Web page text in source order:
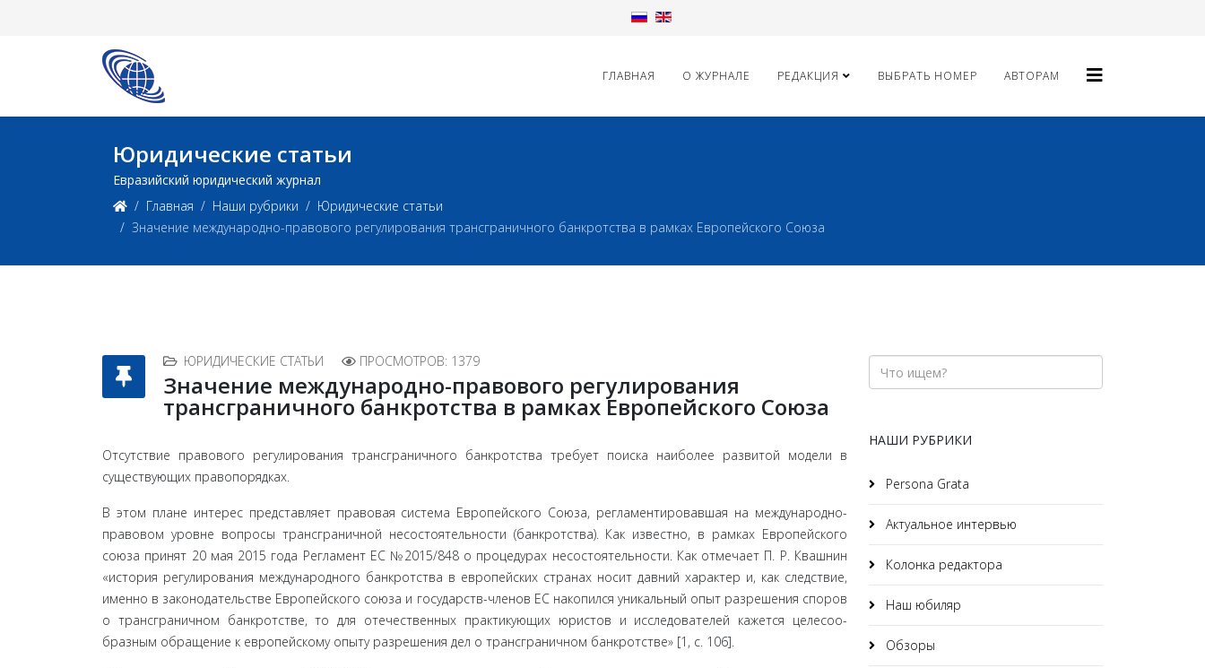
ГЛАВНАЯ О ЖУРНАЛЕ РЕДАКЦИЯ ВЫБРАТЬ НОМЕР АВТОРАМ
Юридические статьи
Евразийский юридический журнал
Главная
Наши рубрики
Юридические статьи
Значение международно-правового регулирования трансграничного банкротства в рамках Европейского Союза
ЮРИДИЧЕСКИЕ СТАТЬИ ПРОСМОТРОВ: 1379
Значение международно-правового регулирования
трансграничного банкротства в рамках Европейского Союза
Отсутствие правового регулирования трансгранично­го банкротства требует поиска наиболее развитой модели в
существующих правопорядках.
В этом плане интерес представляет правовая система Европейского Союза, ре­гламентировавшая на международно-
правовом уровне во­просы трансграничной несостоятельности (банкротства). Как известно, в рамках Европейского
союза принят 20 мая 2015 года Регламент ЕС №2015/848 о процедурах несосто­ятельности. Как отмечает П. Р. Квашнин
«история регу­лирования международного банкротства в европейских странах носит давний характер и, как следствие,
именно в законодательстве Европейского союза и государств-чле­нов ЕС накопился уникальный опыт разрешения споров
о трансграничном банкротстве, то для отечественных прак­тикующих юристов и исследователей кажется целесоо­
бразным обращение к европейскому опыту разрешения дел о трансграничном банкротстве» [1, c. 106].
НАШИ РУБРИКИ
Persona Grata
Актуальное интервью
Колонка редактора
Наш юбиляр
Обзоры